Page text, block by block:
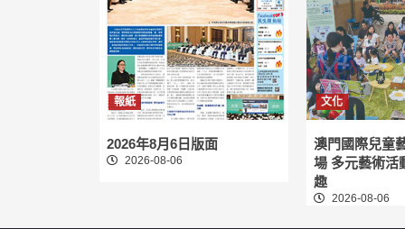
報紙
2026年8月6日版面
2026-08-06
文化
澳門國際兒童
場 多元藝術活
趣
2026-08-06